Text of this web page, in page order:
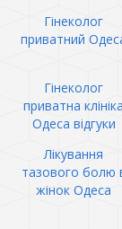
Гінеколог
приватний
Гінеколог
приватна клініка
Одеса відгуки
Лікування
тазового болю
жінок Одеса